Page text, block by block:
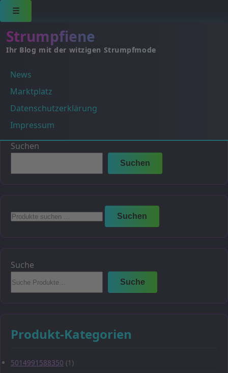
☰
Strumpfiene
Ihr Blog mit der witzigen Strumpfmode
News
Marktplatz
Datenschutzerklärung
Impressum
Dunkelbraun-mel. (Braun)
Auswahl entsprechen.
Suchen
Suchen
Suchen
nach:
Suchen
Suche
Suche
Produkt-Kategorien
5014991588350 (1)